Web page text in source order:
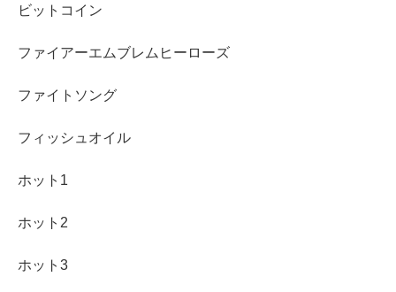
ビットコイン
ファイアーエムブレムヒーローズ
ファイトソング
フィッシュオイル
ホット1
ホット2
ホット3